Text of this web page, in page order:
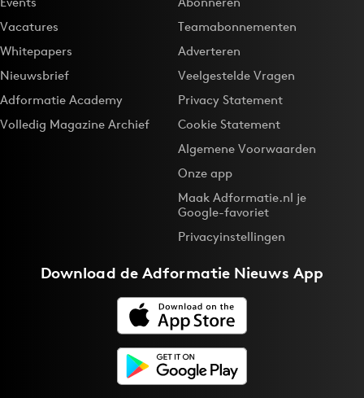
Vacatures
Whitepapers
Nieuwsbrief
Adformatie Academy
Volledig Magazine Archief
Teamabonnementen
Adverteren
Veelgestelde Vragen
Privacy Statement
Cookie Statement
Algemene Voorwaarden
Onze app
Maak Adformatie.nl je
Google-favoriet
Privacyinstellingen
Download deAdformatie Nieuws App